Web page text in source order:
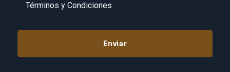
Términos y Condiciones